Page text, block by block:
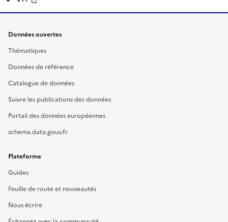
Données ouvertes
Thématiques
Données de référence
Catalogue de données
Suivre les publications des données
Portail des données européennes
schema.data.gouv.fr
Plateforme
Guides
Feuille de route et nouveautés
Nous écrire